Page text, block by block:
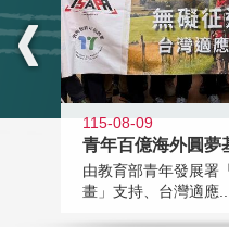
115-08-09
青年百億海外圓夢
由教育部青年發展署
畫」支持、台灣適應